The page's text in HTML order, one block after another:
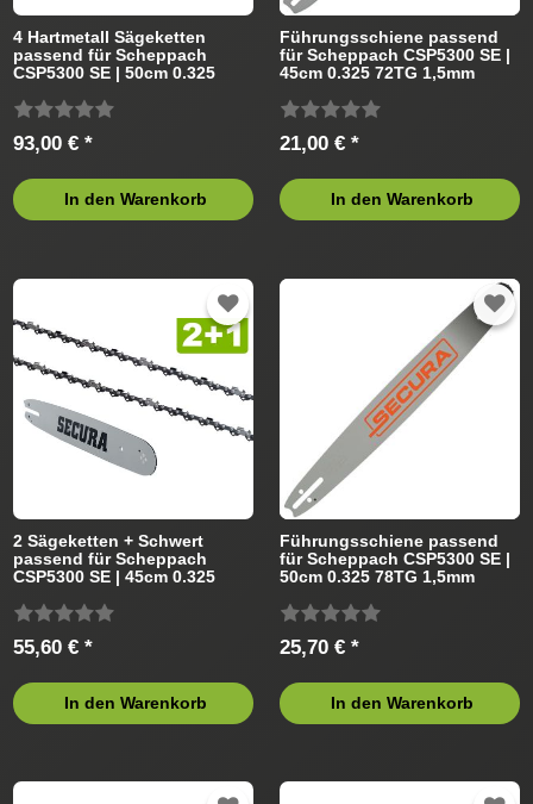
4 Hartmetall Sägeketten
passend für Scheppach
CSP5300 SE | 50cm 0.325
93,00 € *
In den Warenkorb
Führungsschiene passend
für Scheppach CSP5300 SE |
45cm 0.325 72TG 1,5mm
21,00 € *
In den Warenkorb
2 Sägeketten + Schwert
passend für Scheppach
CSP5300 SE | 45cm 0.325
55,60 € *
In den Warenkorb
Führungsschiene passend
für Scheppach CSP5300 SE |
50cm 0.325 78TG 1,5mm
25,70 € *
In den Warenkorb